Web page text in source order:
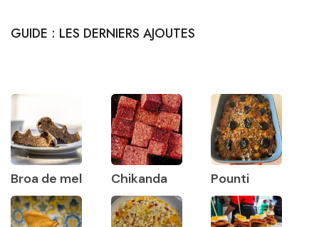
GUIDE : LES DERNIERS AJOUTES
Broa de mel Chikanda Pounti